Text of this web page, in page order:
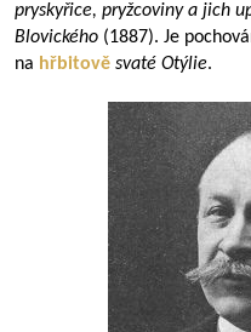
pryskyřice, pryžcoviny a jich
Blovického (1887). Je
na hřbitově svaté Otýlie.